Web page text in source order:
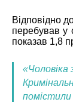
Відповідно
перебував у
показав 1,8